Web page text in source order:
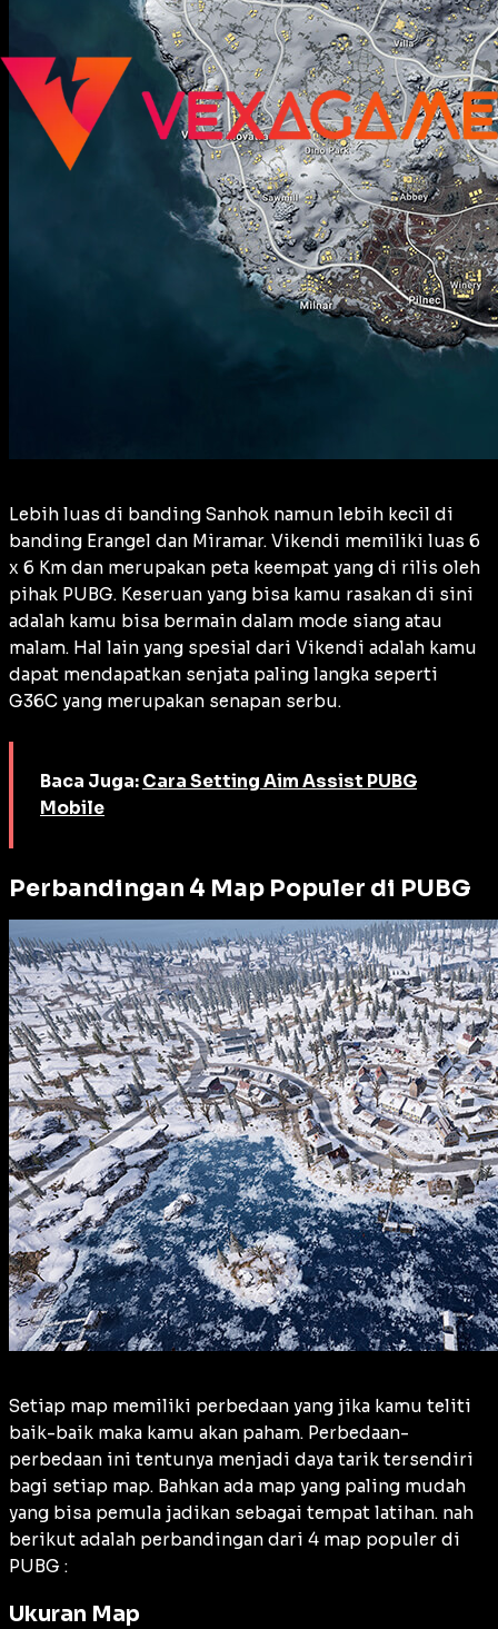
Lebih luas di banding Sanhok namun lebih kecil di
banding Erangel dan Miramar. Vikendi memiliki luas 6
x 6 Km dan merupakan peta keempat yang di rilis oleh
pihak PUBG. Keseruan yang bisa kamu rasakan di sini
adalah kamu bisa bermain dalam mode siang atau
malam. Hal lain yang spesial dari Vikendi adalah kamu
dapat mendapatkan senjata paling langka seperti
G36C yang merupakan senapan serbu.
Baca Juga: Cara Setting Aim Assist PUBG
Mobile
Perbandingan 4 Map Populer di PUBG
Setiap map memiliki perbedaan yang jika kamu teliti
baik-baik maka kamu akan paham. Perbedaan-
perbedaan ini tentunya menjadi daya tarik tersendiri
bagi setiap map. Bahkan ada map yang paling mudah
yang bisa pemula jadikan sebagai tempat latihan. nah
berikut adalah perbandingan dari 4 map populer di
PUBG :
Ukuran Map